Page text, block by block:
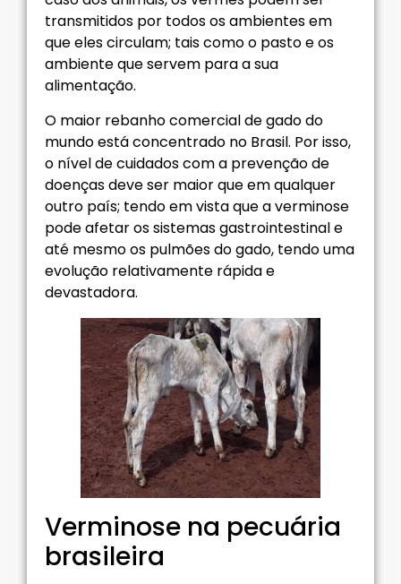
transmitidos por todos os ambientes em
que eles circulam; tais como o pasto e os
ambiente que servem para a sua
alimentação.
O maior rebanho comercial de gado do
mundo está concentrado no Brasil. Por isso,
o nível de cuidados com a prevenção de
doenças deve ser maior que em qualquer
outro país; tendo em vista que a verminose
pode afetar os sistemas gastrointestinal e
até mesmo os pulmões do gado, tendo uma
evolução relativamente rápida e
devastadora.
Verminose na pecuária
brasileira